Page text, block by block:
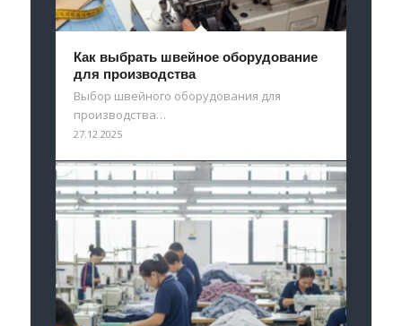
Как выбрать швейное оборудование
для производства
Выбор швейного оборудования для
производства…
27.12.2025